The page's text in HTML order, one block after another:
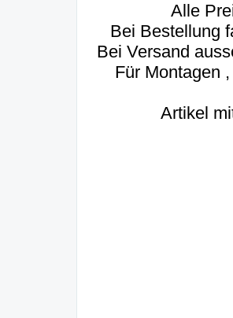
Alle
Bei Bestellung
Bei Versand
Für Montagen
Artikel